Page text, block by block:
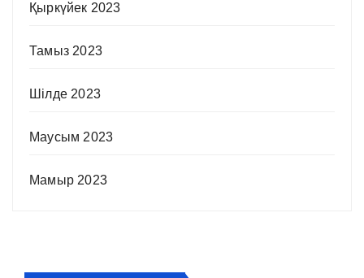
Қыркүйек 2023
Тамыз 2023
Шілде 2023
Маусым 2023
Мамыр 2023